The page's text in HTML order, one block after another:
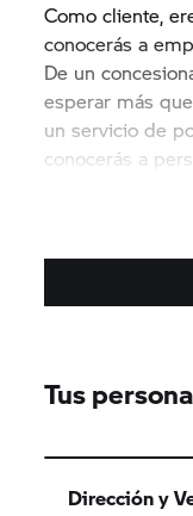
Como cliente,
conocerás a
De un
esperar más
un servicio de
conocerás a
Tus
Dirección y